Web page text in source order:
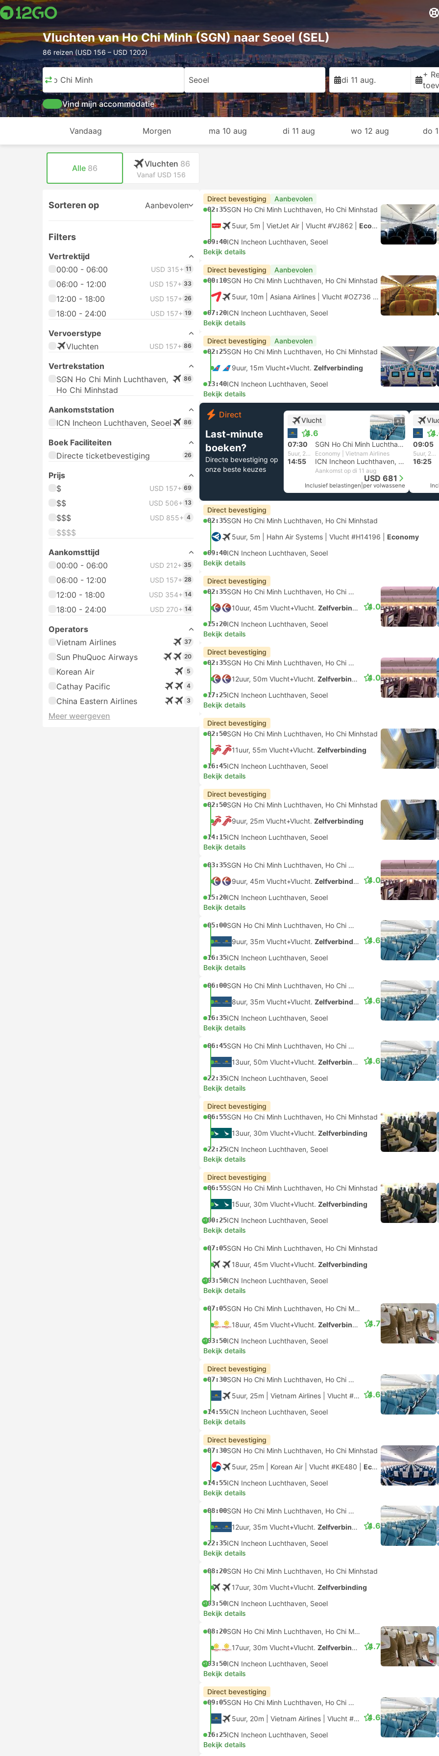
Vluchten van Ho Chi Minh (SGN) naar Seoel (SEL)
86 reizen (USD 156 – USD 1202)
Ho Chi Minh Seoel di 11 aug.
+
Vind mijn accommodatie
Vandaag Morgen ma 10 aug di 11 aug wo 12 aug do
Alle 86 Vluchten 86
Vanaf USD 156
Sorteren op Aanbevolen
Filters
Vertrektijd
00:00 - 06:00
USD 315+ 11
06:00 - 12:00 USD 157+ 33
12:00 - 18:00 USD 157+ 26
18:00 - 24:00 USD 157+ 19
Vervoerstype
Vluchten
USD 157+ 86
Vertrekstation
SGN Ho Chi Minh Luchthaven,
Ho Chi Minhstad
86
Aankomststation
ICN Incheon Luchthaven, Seoel
86
Boek Faciliteiten
Directe ticketbevestiging
26
Prijs
$
USD 157+ 69
$$ USD 506+ 13
$$$ USD 855+ 4
$$$$
Aankomsttijd
00:00 - 06:00
USD 212+ 35
06:00 - 12:00 USD 157+ 28
12:00 - 18:00 USD 354+ 14
18:00 - 24:00 USD 270+ 14
Operators
Vietnam Airlines
37
Sun PhuQuoc Airways 20
Korean Air 5
Cathay Pacific 4
China Eastern Airlines 3
Meer weergeven
Direct bevestiging Aanbevolen
02:35SGN Ho Chi Minh Luchthaven, Ho Chi Minhstad
5uur, 5m | VietJet Air Vlucht #VJ862 Economy
09:40ICN Incheon Luchthaven, Seoel
Bekijk details
Direct bevestiging Aanbevolen
00:10SGN Ho Chi Minh Luchthaven, Ho Chi Minhstad
5uur, 10m | Asiana Airlines Vlucht #OZ736 Economy
07:20ICN Incheon Luchthaven, Seoel
Bekijk details
Direct bevestiging Aanbevolen
02:25SGN Ho Chi Minh Luchthaven, Ho Chi Minhstad
9uur, 15m Vlucht+Vlucht. Zelfverbinding
13:40ICN Incheon Luchthaven, Seoel
Bekijk details
Direct
Last-minute
boeken?
Directe bevestiging op
onze beste keuzes
Vlucht
4.6
+1
07:30 SGN Ho Chi Minh Luchthaven, Ho Chi Minhstad
5uur, 25m Economy | Vietnam Airlines
14:55 ICN Incheon Luchthaven, Seoel
Aankomst op di 11 aug
USD 681
Inclusief belastingen per volwassene
09:05
5uur, 20m
16:25
Direct bevestiging
02:35SGN Ho Chi Minh Luchthaven, Ho Chi Minhstad
5uur, 5m | Hahn Air Systems Vlucht #H14196 Economy
09:40ICN Incheon Luchthaven, Seoel
Bekijk details
Direct bevestiging
02:35
SGN Ho Chi Minh Luchthaven, Ho Chi Minhstad
10uur, 45m Vlucht+Vlucht. Zelfverbinding
15:20ICN Incheon Luchthaven, Seoel
4.0
Bekijk details
Direct bevestiging
02:35
SGN Ho Chi Minh Luchthaven, Ho Chi Minhstad
12uur, 50m Vlucht+Vlucht. Zelfverbinding
17:25ICN Incheon Luchthaven, Seoel
4.0
Bekijk details
Direct bevestiging
02:50SGN Ho Chi Minh Luchthaven, Ho Chi Minhstad
11uur, 55m Vlucht+Vlucht. Zelfverbinding
16:45ICN Incheon Luchthaven, Seoel
Bekijk details
Direct bevestiging
02:50SGN Ho Chi Minh Luchthaven, Ho Chi Minhstad
9uur, 25m Vlucht+Vlucht. Zelfverbinding
14:15ICN Incheon Luchthaven, Seoel
Bekijk details
03:35
SGN Ho Chi Minh Luchthaven, Ho Chi Minhstad
9uur, 45m Vlucht+Vlucht. Zelfverbinding
15:20ICN Incheon Luchthaven, Seoel
4.0
Bekijk details
05:00
SGN Ho Chi Minh Luchthaven, Ho Chi Minhstad
9uur, 35m Vlucht+Vlucht. Zelfverbinding
16:35ICN Incheon Luchthaven, Seoel
4.6
Bekijk details
06:00
SGN Ho Chi Minh Luchthaven, Ho Chi Minhstad
8uur, 35m Vlucht+Vlucht. Zelfverbinding
16:35ICN Incheon Luchthaven, Seoel
4.6
Bekijk details
06:45
SGN Ho Chi Minh Luchthaven, Ho Chi Minhstad
13uur, 50m Vlucht+Vlucht. Zelfverbinding
22:35ICN Incheon Luchthaven, Seoel
4.6
Bekijk details
Direct bevestiging
06:55SGN Ho Chi Minh Luchthaven, Ho Chi Minhstad
13uur, 30m Vlucht+Vlucht. Zelfverbinding
22:25ICN Incheon Luchthaven, Seoel
Bekijk details
Direct bevestiging
06:55SGN Ho Chi Minh Luchthaven, Ho Chi Minhstad
15uur, 30m Vlucht+Vlucht. Zelfverbinding
+100:25ICN Incheon Luchthaven, Seoel
Bekijk details
07:05SGN Ho Chi Minh Luchthaven, Ho Chi Minhstad
18uur, 45m Vlucht+Vlucht. Zelfverbinding
+103:50ICN Incheon Luchthaven, Seoel
Bekijk details
07:05
SGN Ho Chi Minh Luchthaven, Ho Chi Minhstad
18uur, 45m Vlucht+Vlucht. Zelfverbinding
+103:50ICN Incheon Luchthaven, Seoel
4.7
Bekijk details
Direct bevestiging
07:30
SGN Ho Chi Minh Luchthaven, Ho Chi Minhstad
5uur, 25m | Vietnam Airlines Vlucht #VN3406 |Economy
14:55ICN Incheon Luchthaven, Seoel
4.6
Bekijk details
Direct bevestiging
07:30SGN Ho Chi Minh Luchthaven, Ho Chi Minhstad
5uur, 25m | Korean Air Vlucht #KE480 Economy
14:55ICN Incheon Luchthaven, Seoel
Bekijk details
08:00
SGN Ho Chi Minh Luchthaven, Ho Chi Minhstad
12uur, 35m Vlucht+Vlucht. Zelfverbinding
22:35ICN Incheon Luchthaven, Seoel
4.6
Bekijk details
08:20SGN Ho Chi Minh Luchthaven, Ho Chi Minhstad
17uur, 30m Vlucht+Vlucht. Zelfverbinding
+103:50ICN Incheon Luchthaven, Seoel
Bekijk details
08:20
SGN Ho Chi Minh Luchthaven, Ho Chi Minhstad
17uur, 30m Vlucht+Vlucht. Zelfverbinding
+103:50ICN Incheon Luchthaven, Seoel
4.7
Bekijk details
Direct bevestiging
09:05
SGN Ho Chi Minh Luchthaven, Ho Chi Minhstad
5uur, 20m | Vietnam Airlines Vlucht #VN402 |Economy
16:25ICN Incheon Luchthaven, Seoel
4.6
Bekijk details